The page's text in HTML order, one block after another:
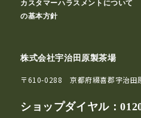
カスタマーハラスメントについて
の基本方針
株式会社宇治田原製茶場
〒610-0288 京都府綴喜郡宇治田
ショップダイヤル：